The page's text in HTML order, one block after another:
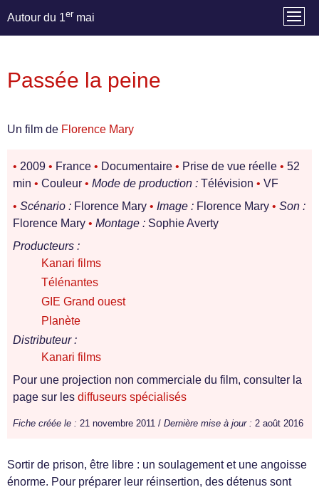
Autour du 1er mai
Passée la peine
Un film de Florence Mary
• 2009 • France • Documentaire • Prise de vue réelle • 52
min • Couleur • Mode de production : Télévision • VF
• Scénario : Florence Mary • Image : Florence Mary • Son :
Florence Mary • Montage : Sophie Averty
Producteurs :
Kanari films
Télénantes
GIE Grand ouest
Planète
Distributeur :
Kanari films
Pour une projection non commerciale du film, consulter la
page sur les diffuseurs spécialisés
Fiche créée le : 21 novembre 2011 / Dernière mise à jour : 2 août 2016
Sortir de prison, être libre : un soulagement et une angoisse
énorme. Pour préparer leur réinsertion, des détenus sont